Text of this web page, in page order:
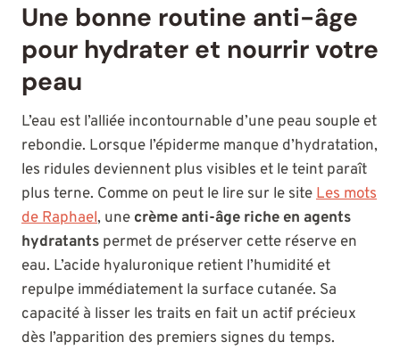
Une bonne routine anti-âge
pour hydrater et nourrir votre
peau
L’eau est l’alliée incontournable d’une peau souple et
rebondie. Lorsque l’épiderme manque d’hydratation,
les ridules deviennent plus visibles et le teint paraît
plus terne. Comme on peut le lire sur le siteLes mots
de Raphael, une crème anti-âge riche en agents
hydratants permet de préserver cette réserve en
eau. L’acide hyaluronique retient l’humidité et
repulpe immédiatement la surface cutanée. Sa
capacité à lisser les traits en fait un actif précieux
dès l’apparition des premiers signes du temps.